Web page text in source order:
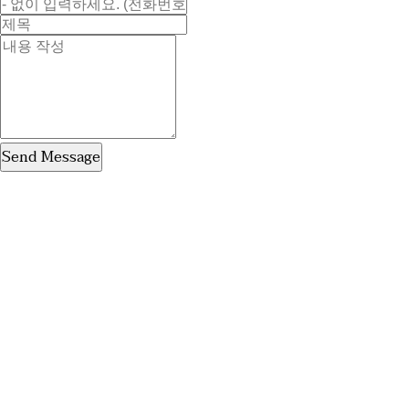
Send Message